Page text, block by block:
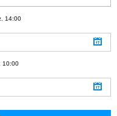
14:00
10:00